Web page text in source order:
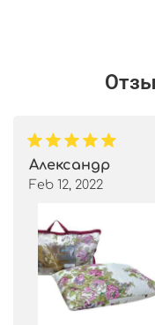
Александр
Feb 12, 2022